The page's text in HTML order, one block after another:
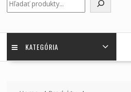
KATEGÓRIA